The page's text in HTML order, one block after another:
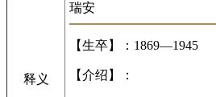
释义
瑞安
【生卒】：1869—1945
【介绍】：